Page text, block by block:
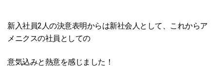
新入社員2人の決意表明からは新社会人として、これからア
メニクスの社員としての
意気込みと熱意を感じました！